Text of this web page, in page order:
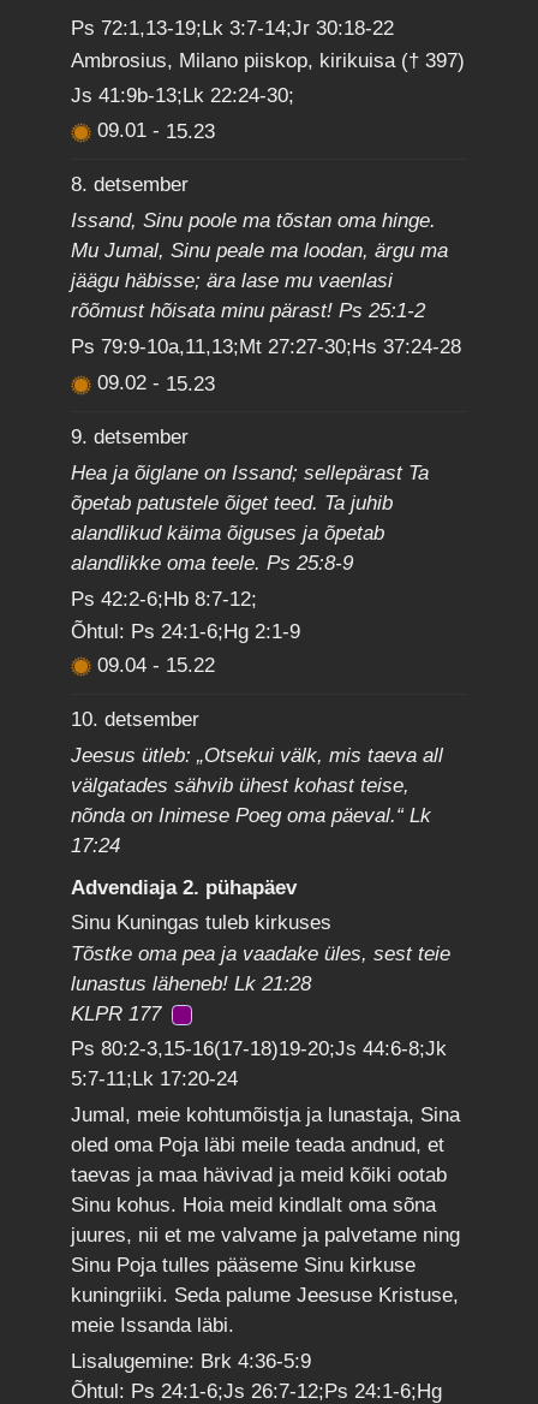
Ps 72:1,13-19;Lk 3:7-14;Jr 30:18-22
Ambrosius, Milano piiskop, kirikuisa († 397)
Js 41:9b-13;Lk 22:24-30;
09.01- 15.23
8. detsember
Issand, Sinu poole ma tõstan oma hinge.
Mu Jumal, Sinu peale ma loodan, ärgu ma
jäägu häbisse; ära lase mu vaenlasi
rõõmust hõisata minu pärast! Ps 25:1-2
Ps 79:9-10a,11,13;Mt 27:27-30;Hs 37:24-28
09.02- 15.23
9. detsember
Hea ja õiglane on Issand; sellepärast Ta
õpetab patustele õiget teed. Ta juhib
alandlikud käima õiguses ja õpetab
alandlikke oma teele. Ps 25:8-9
Ps 42:2-6;Hb 8:7-12;
Õhtul: Ps 24:1-6;Hg 2:1-9
09.04- 15.22
10. detsember
Jeesus ütleb: „Otsekui välk, mis taeva all
välgatades sähvib ühest kohast teise,
nõnda on Inimese Poeg oma päeval.“ Lk
17:24
Advendiaja 2. pühapäev
Sinu Kuningas tuleb kirkuses
Tõstke oma pea ja vaadake üles, sest teie
lunastus läheneb! Lk 21:28
KLPR 177
Ps 80:2-3,15-16(17-18)19-20;Js 44:6-8;Jk
5:7-11;Lk 17:20-24
Jumal, meie kohtumõistja ja lunastaja, Sina
oled oma Poja läbi meile teada andnud, et
taevas ja maa hävivad ja meid kõiki ootab
Sinu kohus. Hoia meid kindlalt oma sõna
juures, nii et me valvame ja palvetame ning
Sinu Poja tulles pääseme Sinu kirkuse
kuningriiki. Seda palume Jeesuse Kristuse,
meie Issanda läbi.
Lisalugemine: Brk 4:36-5:9
Õhtul: Ps 24:1-6;Js 26:7-12;Ps 24:1-6;Hg